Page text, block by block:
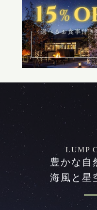
LUMP
豊かな自
海風と星